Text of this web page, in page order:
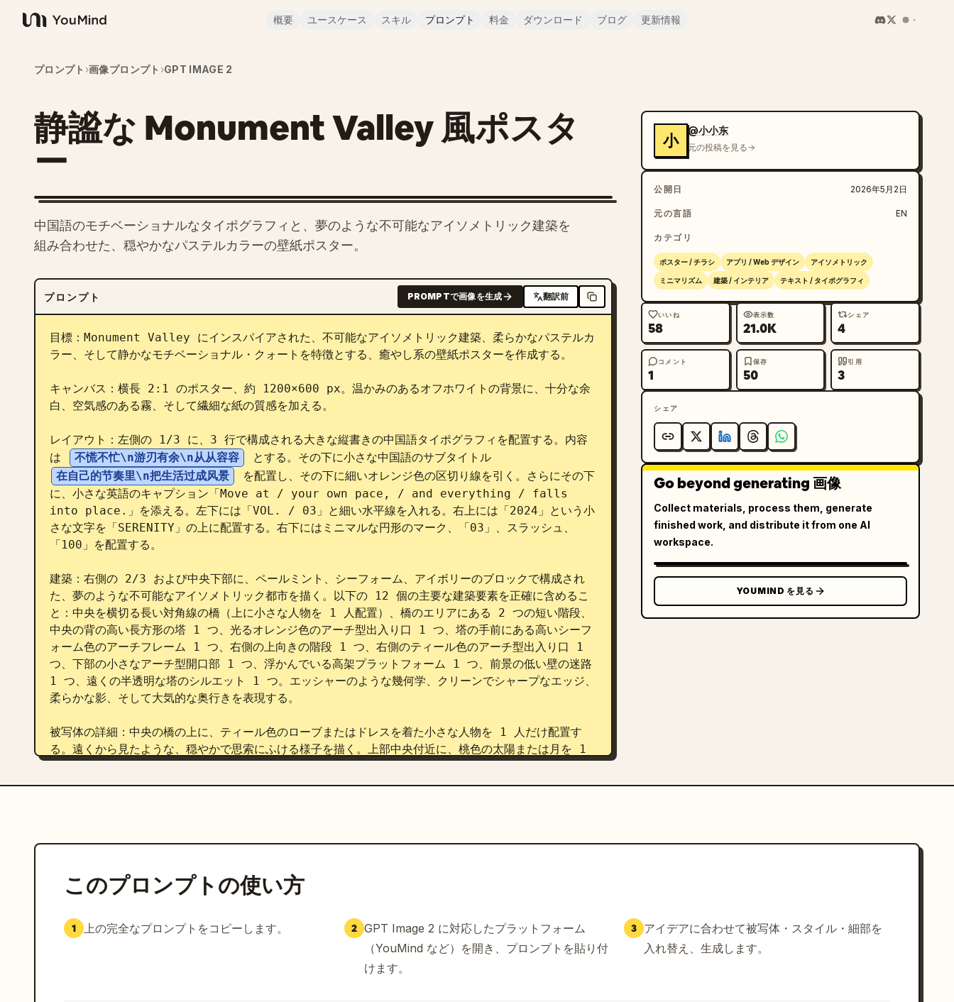
YouMind
概要 ユースケース スキル プロンプト 料金 ダウンロード ブログ 更新情報
プロンプト ›画像プロンプト ›GPT IMAGE 2
静謐な Monument Valley 風ポスタ
ー
中国語のモチベーショナルなタイポグラフィと、夢のような不可能なアイソメトリック建築を
組み合わせた、穏やかなパステルカラーの壁紙ポスター。
プロンプト PROMPTで画像を生成 翻訳前
目標：Monument Valley にインスパイアされた、不可能なアイソメトリック建築、柔らかなパステルカ
ラー、そして静かなモチベーショナル・クォートを特徴とする、癒やし系の壁紙ポスターを作成する。
キャンバス：横長 2:1 のポスター、約 1200×600 px。温かみのあるオフホワイトの背景に、十分な余
白、空気感のある霧、そして繊細な紙の質感を加える。
レイアウト：左側の 1/3 に、3 行で構成される大きな縦書きの中国語タイポグラフィを配置する。内容
は
不慌不忙\n游刃有余\n从从容容
とする。その下に小さな中国語のサブタイトル
在自己的节奏里\n把生活过成风景
を配置し、その下に細いオレンジ色の区切り線を引く。さらにその下
に、小さな英語のキャプション「Move at / your own pace, / and everything / falls
into place.」を添える。左下には「VOL. / 03」と細い水平線を入れる。右上には「2024」という小
さな文字を「SERENITY」の上に配置する。右下にはミニマルな円形のマーク、「03」、スラッシュ、
「100」を配置する。
建築：右側の 2/3 および中央下部に、ペールミント、シーフォーム、アイボリーのブロックで構成され
た、夢のような不可能なアイソメトリック都市を描く。以下の 12 個の主要な建築要素を正確に含めるこ
と：中央を横切る長い対角線の橋（上に小さな人物を 1 人配置）、橋のエリアにある 2 つの短い階段、
中央の背の高い長方形の塔 1 つ、光るオレンジ色のアーチ型出入り口 1 つ、塔の手前にある高いシーフ
ォーム色のアーチフレーム 1 つ、右側の上向きの階段 1 つ、右側のティール色のアーチ型出入り口 1
つ、下部の小さなアーチ型開口部 1 つ、浮かんでいる高架プラットフォーム 1 つ、前景の低い壁の迷路
1 つ、遠くの半透明な塔のシルエット 1 つ。エッシャーのような幾何学、クリーンでシャープなエッジ、
柔らかな影、そして大気的な奥行きを表現する。
被写体の詳細：中央の橋の上に、ティール色のローブまたはドレスを着た小さな人物を 1 人だけ配置す
る。遠くから見たような、穏やかで思索にふける様子を描く。上部中央付近に、桃色の太陽または月を 1
を追加しないこと。視覚的なテキストの階層と、横長の壁紙の構図を厳守すること。
小
@小小东
元の投稿を見る
公開日 2026年5月2日
元の言語 EN
カテゴリ
ポスター / チラシ アプリ / Web デザイン アイソメトリック
ミニマリズム 建築 / インテリア テキスト / タイポグラフィ
いいね
58
表示数
21.0K
シェア
4
コメント
1
保存
50
引用
3
シェア
Go beyond generating 画像
Collect materials, process them, generate
finished work, and distribute it from one AI
workspace.
YOUMIND を見る
このプロンプトの使い方
1 上の完全なプロンプトをコピーします。 2 GPT Image 2 に対応したプラットフォーム
（YouMind など）を開き、プロンプトを貼り付
けます。
3
アイデアに合わせて被写体・スタイル・細部を
入れ替え、生成します。